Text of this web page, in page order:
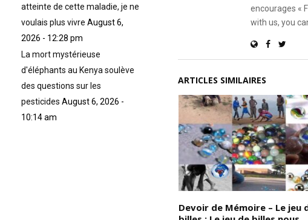
encourages «
with us, you
ARTICLES SIMILAIRES
Devoir de Mémoire – Le jeu
atteinte de cette maladie, je ne
voulais plus vivre August 6,
2026 - 12:28 pm
La mort mystérieuse
d'éléphants au Kenya soulève
des questions sur les
pesticides August 6, 2026 -
10:14 am